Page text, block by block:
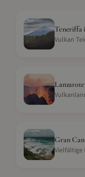
Teneriffa
Vulkan
Lanzarote
Gran